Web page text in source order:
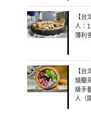
【
人：
薄利
【
燒臘
級手
人（